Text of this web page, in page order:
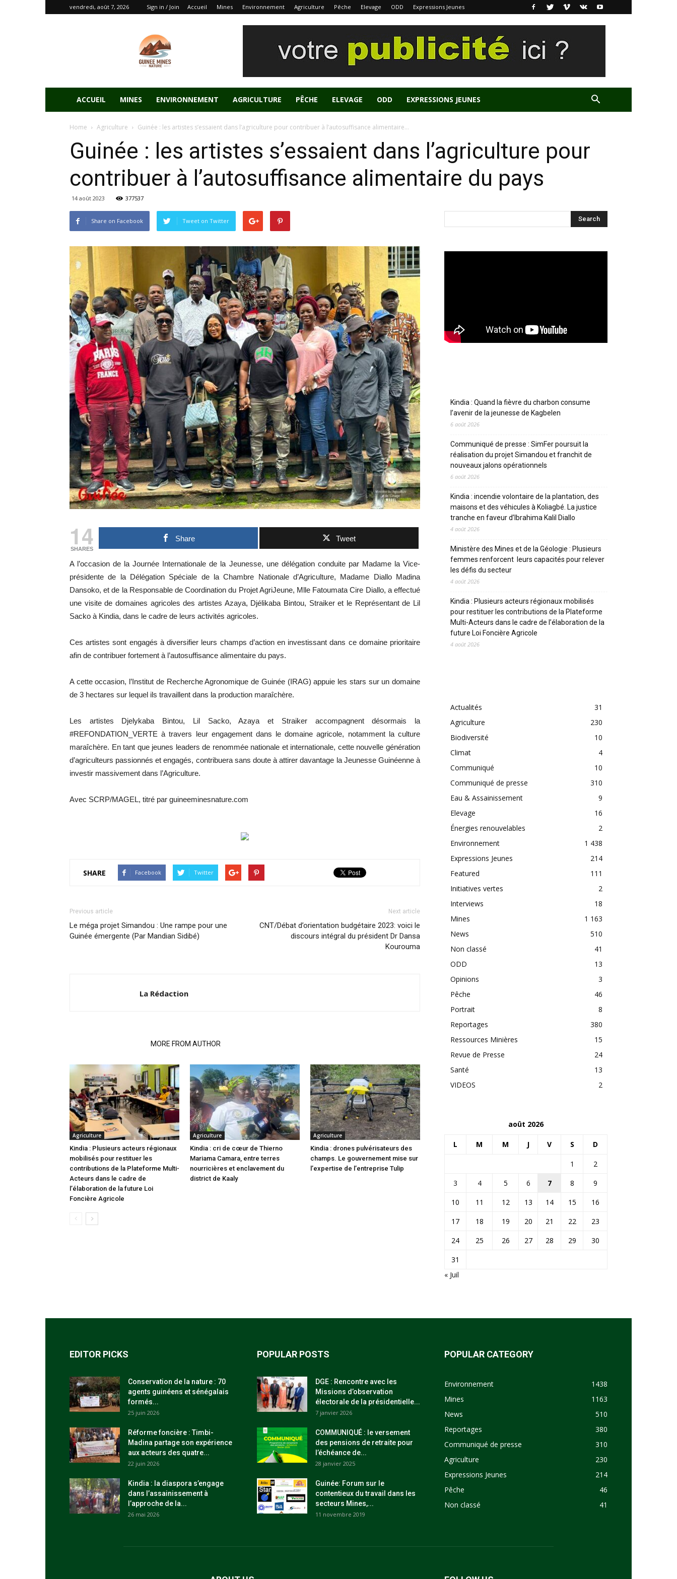
vendredi, août 7, 2026 Sign in / Join Accueil Mines Environnement Agriculture Pêche Elevage ODD Expressions Jeunes
ACCUEIL MINES ENVIRONNEMENT AGRICULTURE PÊCHE ELEVAGE ODD EXPRESSIONS JEUNES
Home Agriculture Guinée : les artistes s’essaient dans l’agriculture pour contribuer à l’autosuffisance alimentaire...
Guinée : les artistes s’essaient dans l’agriculture pour
contribuer à l’autosuffisance alimentaire du pays
14 août 2023 377537
Share on Facebook Tweet on Twitter
14
SHARES
Share Tweet
A l’occasion de la Journée Internationale de la Jeunesse, une délégation conduite par Madame la Vice-
présidente de la Délégation Spéciale de la Chambre Nationale d’Agriculture, Madame Diallo Madina
Dansoko, et de la Responsable de Coordination du Projet AgriJeune, Mlle Fatoumata Cire Diallo, a effectué
une visite de domaines agricoles des artistes Azaya, Djélikaba Bintou, Straiker et le Représentant de Lil
Sacko à Kindia, dans le cadre de leurs activités agricoles.
Ces artistes sont engagés à diversifier leurs champs d’action en investissant dans ce domaine prioritaire
afin de contribuer fortement à l’autosuffisance alimentaire du pays.
A cette occasion, l’Institut de Recherche Agronomique de Guinée (IRAG) appuie les stars sur un domaine
de 3 hectares sur lequel ils travaillent dans la production maraîchère.
Les artistes Djelykaba Bintou, Lil Sacko, Azaya et Straiker accompagnent désormais la
#REFONDATION_VERTE à travers leur engagement dans le domaine agricole, notamment la culture
maraîchère. En tant que jeunes leaders de renommée nationale et internationale, cette nouvelle génération
d’agriculteurs passionnés et engagés, contribuera sans doute à attirer davantage la Jeunesse Guinéenne à
investir massivement dans l’Agriculture.
Avec SCRP/MAGEL, titré par guineeminesnature.com
SHARE Facebook Twitter
Previous article
Le méga projet Simandou : Une rampe pour une
Guinée émergente (Par Mandian Sidibé)
Next article
CNT/Débat d’orientation budgétaire 2023: voici le
discours intégral du président Dr Dansa
Kourouma
La Rédaction
MORE FROM AUTHOR
Agriculture
Kindia : Plusieurs acteurs régionaux
mobilisés pour restituer les
contributions de la Plateforme Multi-
Acteurs dans le cadre de
l’élaboration de la future Loi
Foncière Agricole
Agriculture
Kindia : cri de cœur de Thierno
Mariama Camara, entre terres
nourricières et enclavement du
district de Kaaly
Agriculture
Kindia : drones pulvérisateurs des
champs. Le gouvernement mise sur
l’expertise de l’entreprise Tulip
Kindia : Quand la fièvre du charbon consume
l’avenir de la jeunesse de Kagbelen
6 août 2026
Communiqué de presse : SimFer poursuit la
réalisation du projet Simandou et franchit de
nouveaux jalons opérationnels
6 août 2026
Kindia : incendie volontaire de la plantation, des
maisons et des véhicules à Koliagbé. La justice
tranche en faveur d’Ibrahima Kalil Diallo
4 août 2026
Ministère des Mines et de la Géologie : Plusieurs
femmes renforcent leurs capacités pour relever
les défis du secteur
4 août 2026
Kindia : Plusieurs acteurs régionaux mobilisés
pour restituer les contributions de la Plateforme
Multi-Acteurs dans le cadre de l’élaboration de la
future Loi Foncière Agricole
4 août 2026
Actualités
31
Agriculture
230
Biodiversité
10
Climat
4
Communiqué
10
Communiqué de presse
310
Eau & Assainissement
9
Elevage
16
Énergies renouvelables
2
Environnement
1 438
Expressions Jeunes
214
Featured
111
Initiatives vertes
2
Interviews
18
Mines
1 163
News
510
Non classé
41
ODD
13
Opinions
3
Pêche
46
Portrait
8
Reportages
380
Ressources Minières
15
Revue de Presse
24
Santé
13
VIDEOS
2
août 2026
L M M J V S D
1
2
3
4 5 6 7 8
9
10
11 12 13 14 15
16
17
18 19 20 21 22
23
24
25 26 27 28 29
30
31
« Juil
EDITOR PICKS
Conservation de la nature : 70
agents guinéens et sénégalais
formés...
25 juin 2026
Réforme foncière : Timbi-
Madina partage son expérience
aux acteurs des quatre...
22 juin 2026
Kindia : la diaspora s’engage
dans l’assainissement à
l’approche de la...
26 mai 2026
POPULAR POSTS
DGE : Rencontre avec les
Missions d’observation
électorale de la présidentielle...
7 janvier 2026
COMMUNIQUÉ : le versement
des pensions de retraite pour
l’échéance de...
28 janvier 2025
Guinée: Forum sur le
contentieux du travail dans les
secteurs Mines,...
11 novembre 2019
POPULAR CATEGORY
Environnement
1438
Mines
1163
News
510
Reportages
380
Communiqué de presse
310
Agriculture
230
Expressions Jeunes
214
Pêche
46
Non classé
41